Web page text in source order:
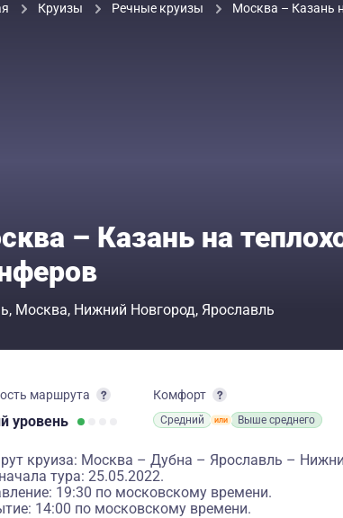
Круизы Речные круизы Москва – Казань
– Казань на
Москва Нижний Новгород Ярославль
маршрута
уровень
Комфорт
Средний Выше среднего
круиза: Москва – Дубна – Ярославль –
тура: 25.05.2022.
19:30 по московскому времени.
14:00 по московскому времени.